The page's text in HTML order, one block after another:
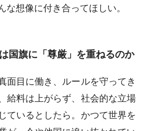
想像に付き合ってほしい。
国旗に「尊厳」を重ねるのか
面目に働き、ルールを守ってき
給料は上がらず、社会的な立場
ているとしたら。かつて世界を